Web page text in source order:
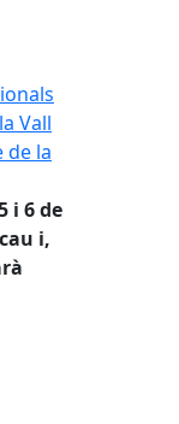
Vall
de la
i 6 de
i,